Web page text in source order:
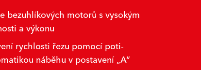
bezuhlíkových motorů s vysokým
a výkonu
rychlosti řezu pomocí poti-
náběhu v postavení „A“